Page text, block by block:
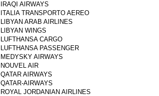
IRAQI AIRWAYS
ITALIA TRANSPORTO AEREO
LIBYAN ARAB AIRLINES
LIBYAN WINGS
LUFTHANSA CARGO
LUFTHANSA PASSENGER
MEDYSKY AIRWAYS
NOUVEL AIR
QATAR AIRWAYS
QATAR-AIRWAYS
ROYAL JORDANIAN AIRLINES